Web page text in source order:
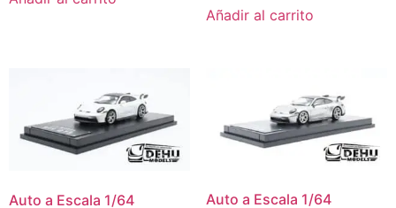
Añadir al carrito
Auto a Escala 1/64
Auto a Escala 1/64